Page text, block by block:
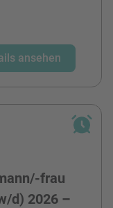
ansehen
frau
d) 2026 –